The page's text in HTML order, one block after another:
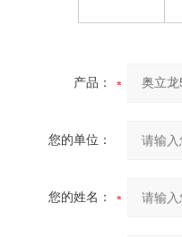
产品：
您的单位：
您的姓名：